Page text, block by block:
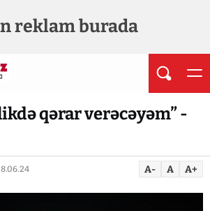
reklam burada
qərar verəcəyəm” -
8.06.24 A- A A+